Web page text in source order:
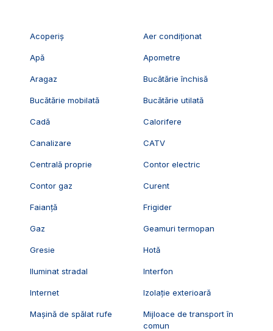
Acoperiș Aer condiționat
Apă Apometre
Aragaz Bucătărie închisă
Bucătărie mobilată Bucătărie utilată
Cadă Calorifere
Canalizare CATV
Centrală proprie Contor electric
Contor gaz Curent
Faianță Frigider
Gaz Geamuri termopan
Gresie Hotă
Iluminat stradal Interfon
Internet Izolație exterioară
Mașină de spălat rufe
Mijloace de transport în
comun